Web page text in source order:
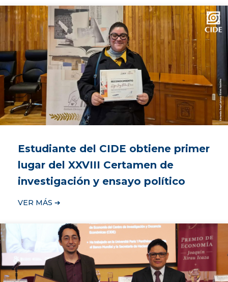
VER MÁS ➔
Estudiante del CIDE obtiene primer
lugar del XXVIII Certamen de
investigación y ensayo político
VER MÁS ➔